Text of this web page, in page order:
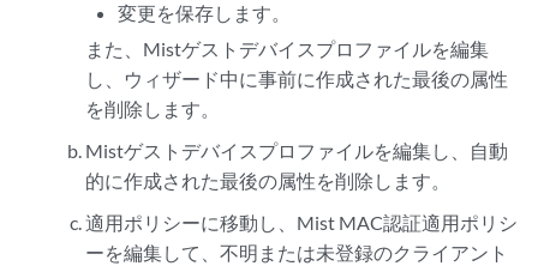
変更を保存します。
また、Mistゲストデバイスプロファイルを編集
し、ウィザード中に事前に作成された最後の属性
を削除します。
Mistゲストデバイスプロファイルを編集し、自動
的に作成された最後の属性を削除します。
適用ポリシーに移動し、Mist MAC認証適用ポリシ
ーを編集して、不明または未登録のクライアント